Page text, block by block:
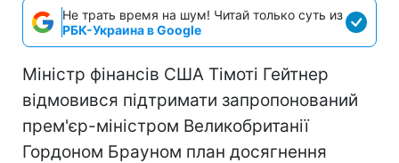
Не трать время на шум! Читай только суть из
РБК-Украина в Google
Міністр фінансів США Тімоті Гейтнер
відмовився підтримати запропонований
прем'єр-міністром Великобританії
Гордоном Брауном план досягнення